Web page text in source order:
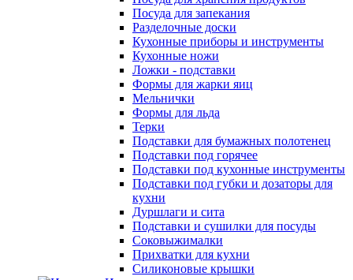
Посуда для запекания
Разделочные доски
Кухонные приборы и инструменты
Кухонные ножи
Ложки - подставки
Формы для жарки яиц
Мельнички
Формы для льда
Терки
Подставки для бумажных полотенец
Подставки под горячее
Подставки под кухонные инструменты
Подставки под губки и дозаторы для
кухни
Дуршлаги и сита
Подставки и сушилки для посуды
Соковыжималки
Прихватки для кухни
Силиконовые крышки